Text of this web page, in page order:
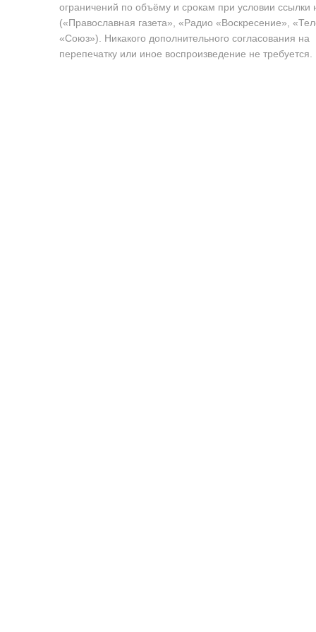
ограничений по объёму и срокам при условии ссылки
(«Православная газета», «Радио «Воскресение»,
«Союз»). Никакого дополнительного согласования на
перепечатку или иное воспроизведение не требуется.